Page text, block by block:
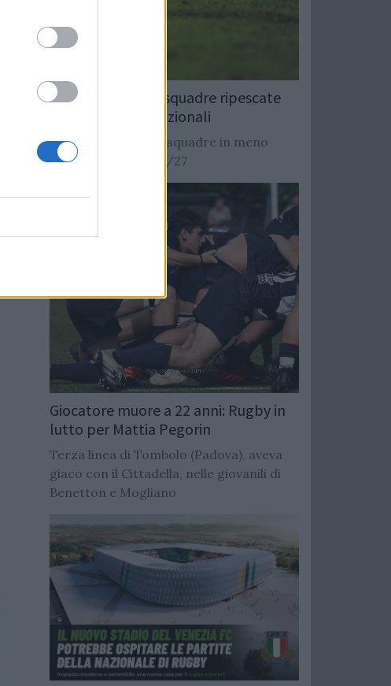
Rugby: Record di squadre ripescate
nei campionati nazionali
Si stimano oltre 20 squadre in meno
dalla stagione 2026/27
Giocatore muore a 22 anni: Rugby in
lutto per Mattia Pegorin
Terza linea di Tombolo (Padova), aveva
giaco con il Cittadella, nelle giovanili di
Benetton e Mogliano